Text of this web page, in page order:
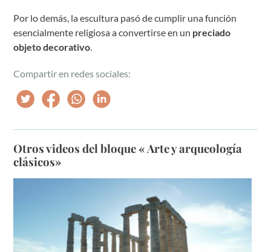
Por lo demás, la escultura pasó de cumplir una función
esencialmente religiosa a convertirse en un preciado
objeto decorativo
Compartir en redes sociales:
Otros videos del bloque « Arte y arqueología
clásicos»